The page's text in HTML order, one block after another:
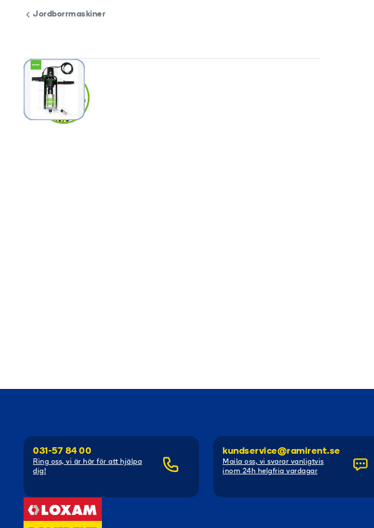
Jordborrmaskiner
031-57 84 00
Ring oss, vi är här för att hjälpa
dig!
kundservice@ramirent.se
Maila oss, vi svarar vanligtvis
inom 24h helgfria vardagar